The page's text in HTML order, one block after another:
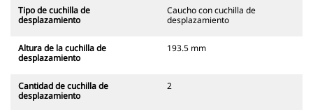
Tipo de cuchilla de
desplazamiento
Caucho con cuchilla de
desplazamiento
Altura de la cuchilla de
desplazamiento
193.5 mm
Cantidad de cuchilla de
desplazamiento
2